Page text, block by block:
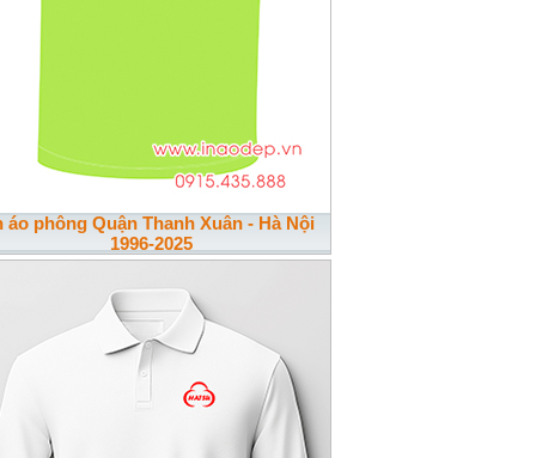
áo phông Quận Thanh Xuân - Hà Nội
1996-2025